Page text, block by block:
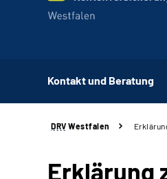
Kontakt und Beratung
DRV Westfalen
Erklärung